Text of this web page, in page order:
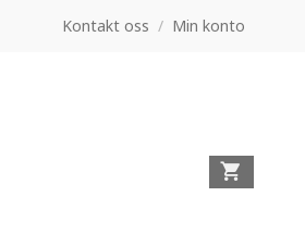
Kontakt oss / Min konto